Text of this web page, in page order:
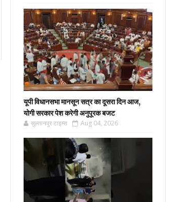
यूपी विधानसभा मानसून सत्र का दूसरा दिन आज,
योगी सरकार पेश करेगी अनुपूरक बजट
सुल्तानपुर टाइम्स Aug 04, 2026